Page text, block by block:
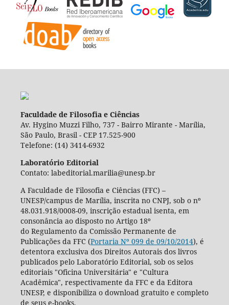
Faculdade de Filosofia e Ciências
Av. Hygino Muzzi Filho, 737 - Bairro Mirante - Marília,
São Paulo, Brasil - CEP 17.525-900
Telefone: (14) 3414-6932
Laboratório Editorial
Contato: labeditorial.marilia@unesp.br
A Faculdade de Filosofia e Ciências (FFC) –
UNESP/campus de Marília, inscrita no CNPJ, sob o nº
48.031.918/0008-09, inscrição estadual isenta, em
consonância ao disposto no Artigo 18º
do Regulamento da Comissão Permanente de
Publicações da FFC (Portaria Nº 099 de 09/10/2014), é
detentora exclusiva dos Direitos Autorais dos livros
publicados pelo Laboratório Editorial, sob os selos
editoriais "Oficina Universitária" e "Cultura
Acadêmica", respectivamente da FFC e da Editora
UNESP, e disponibiliza o download gratuito e completo
de seus e-books.